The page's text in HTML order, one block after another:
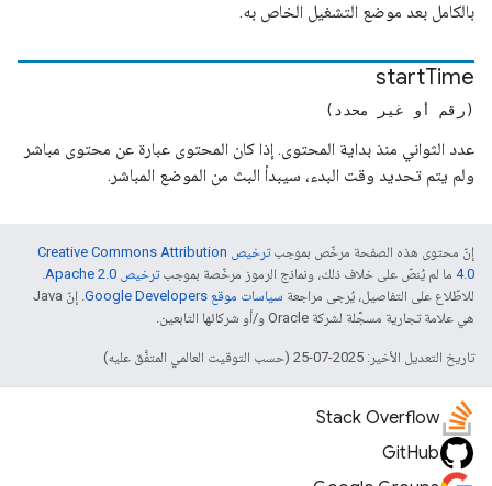
بالكامل بعد موضع التشغيل الخاص به.
startTime
(رقم أو غير محدد)
عدد الثواني منذ بداية المحتوى. إذا كان المحتوى عبارة عن محتوى مباشر
ولم يتم تحديد وقت البدء، سيبدأ البث من الموضع المباشر.
إنّ محتوى هذه الصفحة مرخّص بموجب
ترخيص Creative Commons Attribution
4.0‏ ما لم يُنصّ على خلاف ذلك، ونماذج الرموز مرخّصة بموجبترخيص Apache 2.0‏
.
للاطّلاع على التفاصيل، يُرجى مراجعة سياسات موقع Google Developers‏
. إنّ Java
هي علامة تجارية مسجَّلة لشركة Oracle و/أو شركائها التابعين.
تاريخ التعديل الأخير: 2025-07-25 (حسب التوقيت العالمي المتفَّق عليه)
Stack Overflow
GitHub